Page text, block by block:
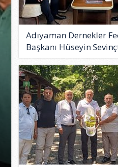
Adıyaman Dernekler
Başkanı Hüseyin